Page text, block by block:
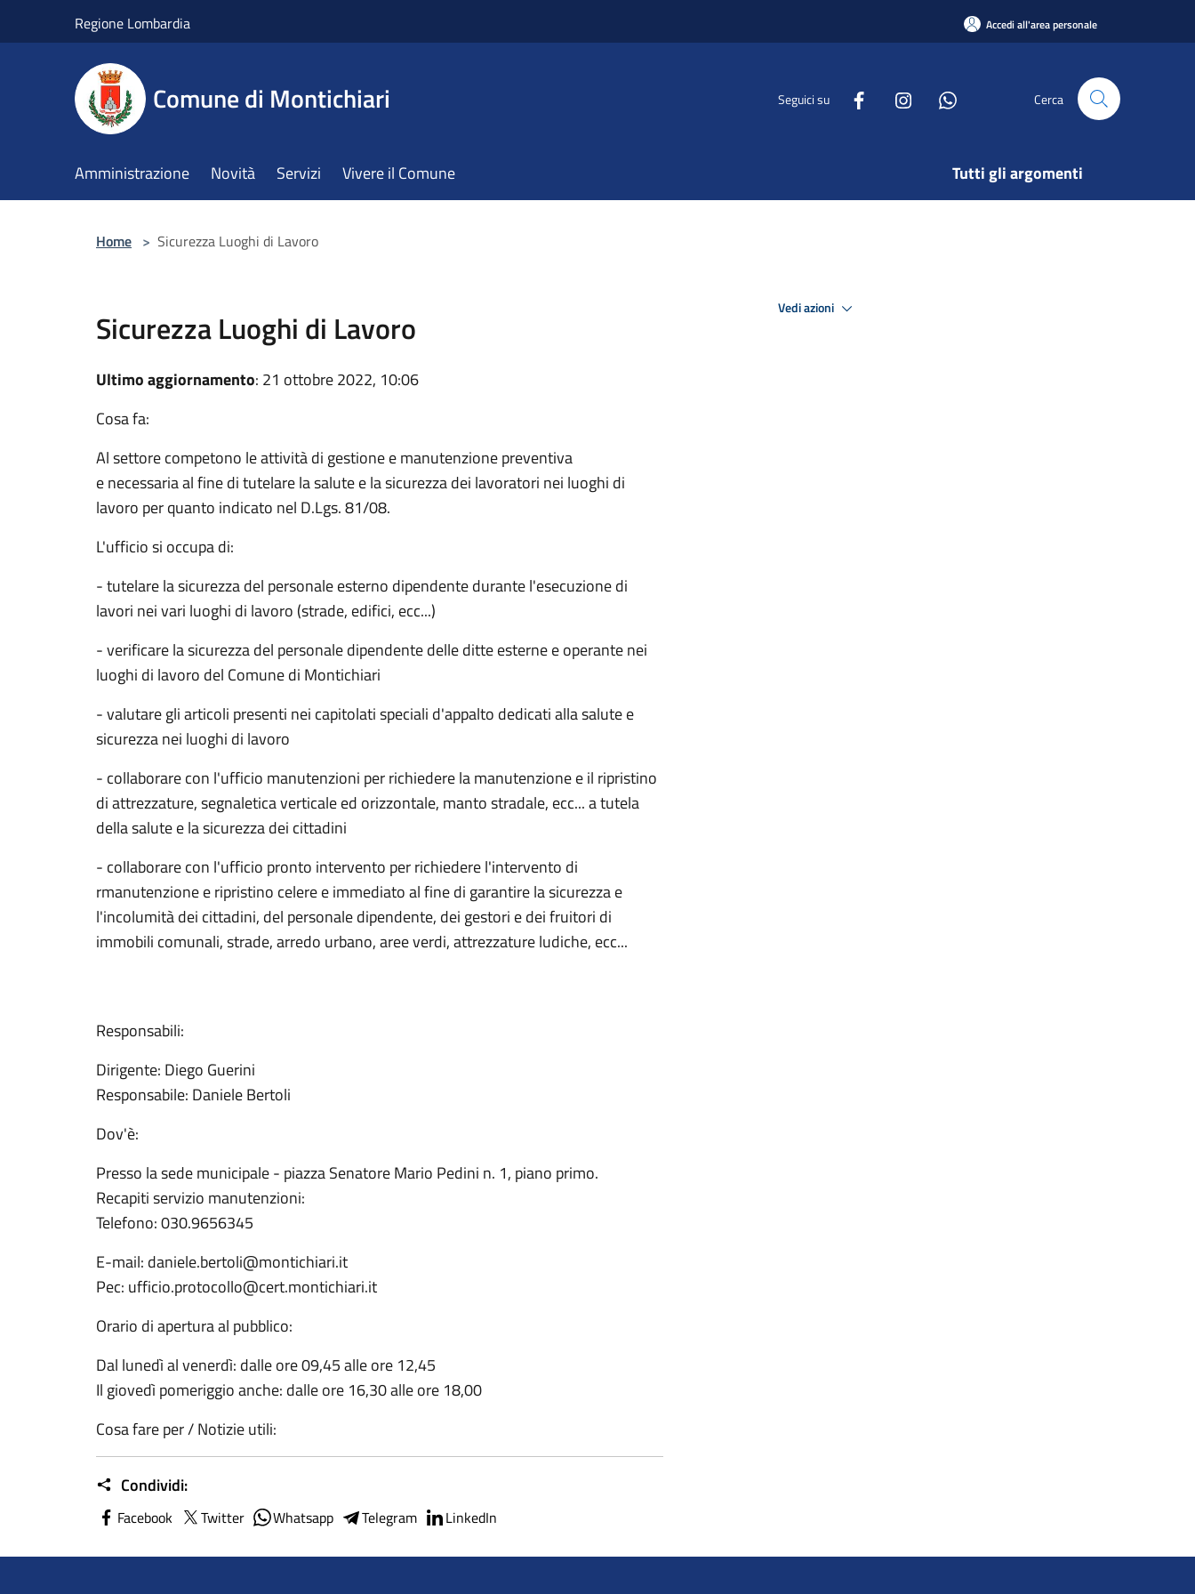
Regione Lombardia Accedi all'area personale
Comune di Montichiari Seguici su Cerca
Amministrazione Novità Servizi Vivere il Comune Tutti gli argomenti
Home > Sicurezza Luoghi di Lavoro
Sicurezza Luoghi di Lavoro
Ultimo aggiornamento: 21 ottobre 2022, 10:06
Cosa fa:
Al settore competono le attività di gestione e manutenzione preventiva
e necessaria al fine di tutelare la salute e la sicurezza dei lavoratori nei luoghi di
lavoro per quanto indicato nel D.Lgs. 81/08.
L'ufficio si occupa di:
- tutelare la sicurezza del personale esterno dipendente durante l'esecuzione di
lavori nei vari luoghi di lavoro (strade, edifici, ecc...)
- verificare la sicurezza del personale dipendente delle ditte esterne e operante nei
luoghi di lavoro del Comune di Montichiari
- valutare gli articoli presenti nei capitolati speciali d'appalto dedicati alla salute e
sicurezza nei luoghi di lavoro
- collaborare con l'ufficio manutenzioni per richiedere la manutenzione e il ripristino
di attrezzature, segnaletica verticale ed orizzontale, manto stradale, ecc... a tutela
della salute e la sicurezza dei cittadini
- collaborare con l'ufficio pronto intervento per richiedere l'intervento di
rmanutenzione e ripristino celere e immediato al fine di garantire la sicurezza e
l'incolumità dei cittadini, del personale dipendente, dei gestori e dei fruitori di
immobili comunali, strade, arredo urbano, aree verdi, attrezzature ludiche, ecc...
Responsabili:
Dirigente: Diego Guerini
Responsabile: Daniele Bertoli
Dov'è:
Presso la sede municipale - piazza Senatore Mario Pedini n. 1, piano primo.
Recapiti servizio manutenzioni:
Telefono: 030.9656345
E-mail: daniele.bertoli@montichiari.it
Pec: ufficio.protocollo@cert.montichiari.it
Orario di apertura al pubblico:
Dal lunedì al venerdì: dalle ore 09,45 alle ore 12,45
Il giovedì pomeriggio anche: dalle ore 16,30 alle ore 18,00
Cosa fare per / Notizie utili:
Condividi:
Facebook Twitter Whatsapp Telegram LinkedIn
Vedi azioni